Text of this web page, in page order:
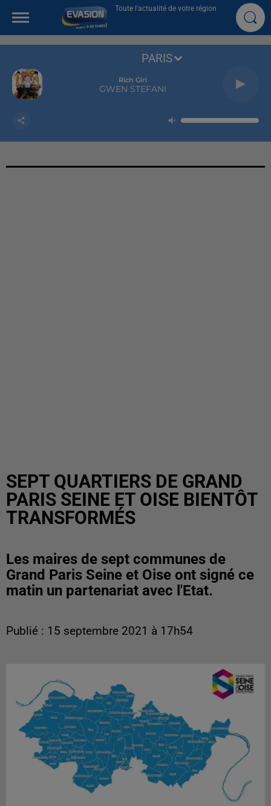
Toute l'actualité de votre région
Rich Girl
GWEN STEFANI
PARIS
SEPT QUARTIERS DE GRAND
PARIS SEINE ET OISE BIENTÔT
TRANSFORMÉS
Les maires de sept communes de
Grand Paris Seine et Oise ont signé ce
matin un partenariat avec l'Etat.
Publié : 15 septembre 2021 à 17h54